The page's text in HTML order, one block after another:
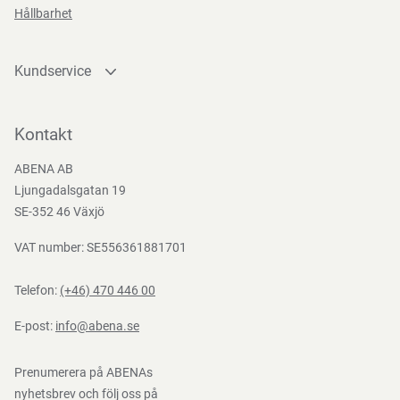
Hållbarhet
Kundservice
Bli kund
Nedladdningar
Kontakt
ABENA AB
Ljungadalsgatan 19
SE-352 46 Växjö
VAT number: SE556361881701
Telefon: (+46) 470 446 00
E-post: info@abena.se
Prenumerera på ABENAs
nyhetsbrev och följ oss på